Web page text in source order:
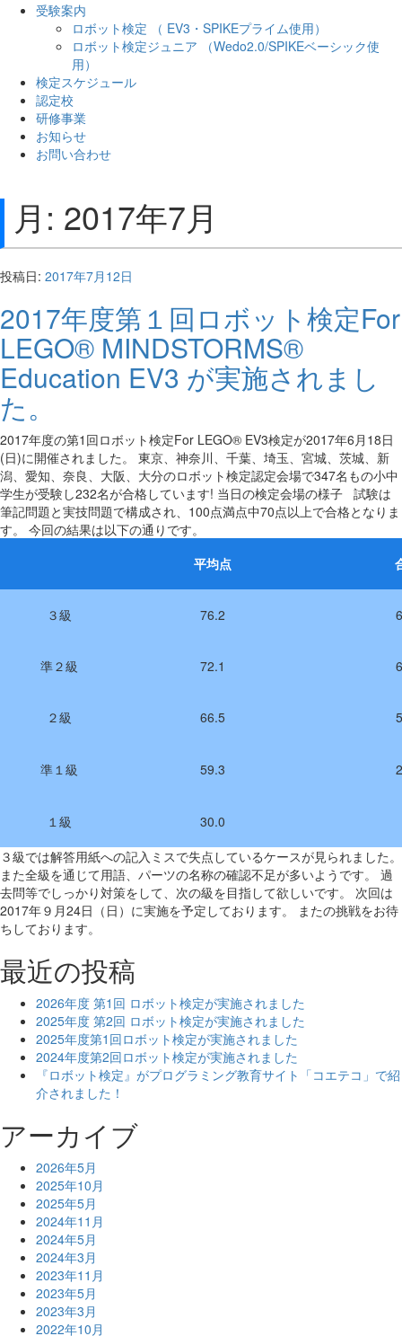
受験案内
ロボット検定 （ EV3・SPIKEプライム使用）
ロボット検定ジュニア （Wedo2.0/SPIKEベーシック使
用）
検定スケジュール
認定校
研修事業
お知らせ
お問い合わせ
月: 2017年7月
投稿日: 2017年7月12日
2017年度第１回ロボット検定For
LEGO® MINDSTORMS®
Education EV3 が実施されまし
た。
2017年度の第1回ロボット検定For LEGO® EV3検定が2017年6月18日
(日)に開催されました。 東京、神奈川、千葉、埼玉、宮城、茨城、新
潟、愛知、奈良、大阪、大分のロボット検定認定会場で347名もの小中
学生が受験し232名が合格しています! 当日の検定会場の様子 試験は
筆記問題と実技問題で構成され、100点満点中70点以上で合格となりま
す。 今回の結果は以下の通りです。
平均点
３級 76.2
準２級 72.1
２級 66.5
準１級 59.3
１級
30.0
３級では解答用紙への記入ミスで失点しているケースが見られました。
また全級を通じて用語、パーツの名称の確認不足が多いようです。 過
去問等でしっかり対策をして、次の級を目指して欲しいです。 次回は
2017年９月24日（日）に実施を予定しております。 またの挑戦をお待
ちしております。
最近の投稿
2026年度 第1回 ロボット検定が実施されました
2025年度 第2回 ロボット検定が実施されました
2025年度第1回ロボット検定が実施されました
2024年度第2回ロボット検定が実施されました
『ロボット検定』がプログラミング教育サイト「コエテコ」で紹
介されました！
アーカイブ
2026年5月
2025年10月
2025年5月
2024年11月
2024年5月
2024年3月
2023年11月
2023年5月
2023年3月
2022年10月